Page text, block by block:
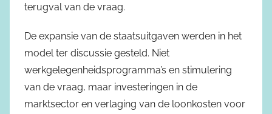
terugval van de vraag.
De expansie van de staatsuitgaven werden in het
model ter discussie gesteld. Niet
werkgelegenheidsprogramma’s en stimulering
van de vraag, maar investeringen in de
marktsector en verlaging van de loonkosten voor